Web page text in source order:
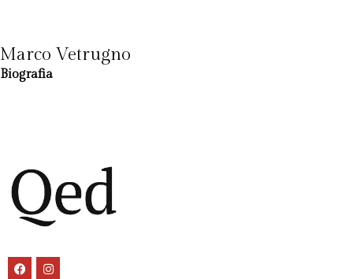
Marco Vetrugno
Biografia